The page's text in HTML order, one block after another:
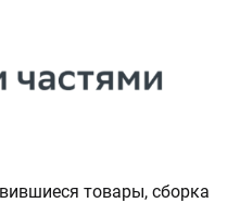
товары, сборка